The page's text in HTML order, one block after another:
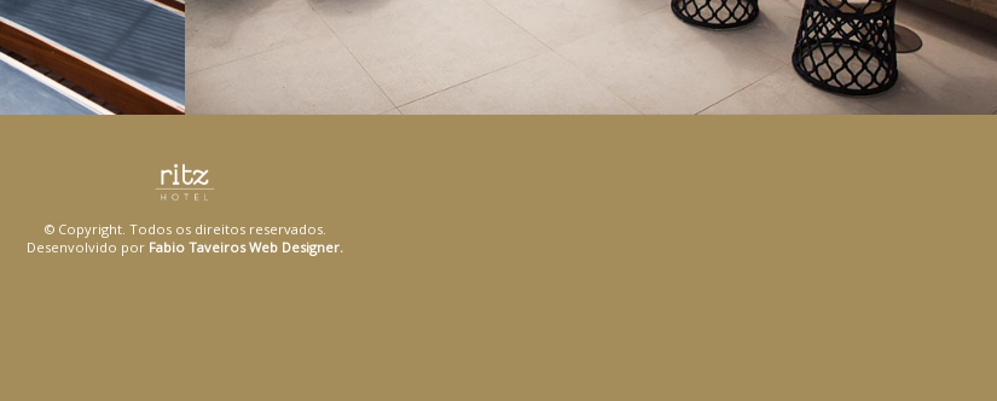
© Copyright. Todos os direitos reservados.
Desenvolvido por Fabio Taveiros Web Designer.